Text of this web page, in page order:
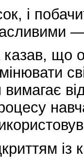
і
—
що
вимагає
із